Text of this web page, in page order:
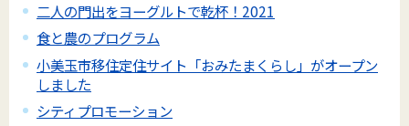
二人の門出をヨーグルトで乾杯！2021
食と農のプログラム
小美玉市移住定住サイト「おみたまくらし」がオープン
しました
シティプロモーション